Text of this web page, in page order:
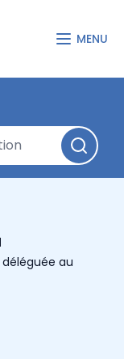
MENU
au